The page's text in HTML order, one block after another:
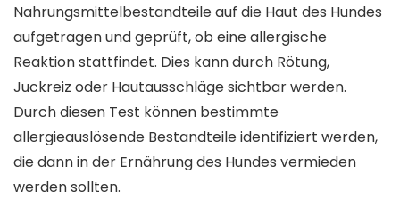
Nahrungsmittelbestandteile auf die Haut des Hundes
aufgetragen und geprüft, ob eine allergische
Reaktion stattfindet. Dies kann durch Rötung,
Juckreiz oder Hautausschläge sichtbar werden.
Durch diesen Test können bestimmte
allergieauslösende Bestandteile identifiziert werden,
die dann in der Ernährung des Hundes vermieden
werden sollten.